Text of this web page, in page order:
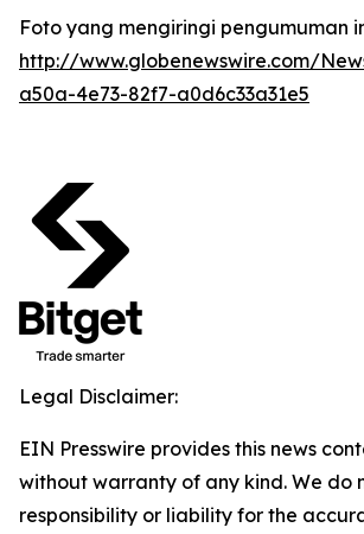
Foto yang mengiringi pengumuman
http://www.globenewswire.com/
a50a-4e73-82f7-a0d6c33a31e5
Legal Disclaimer:
EIN Presswire provides this news
without warranty of any kind. We do
responsibility or liability for the